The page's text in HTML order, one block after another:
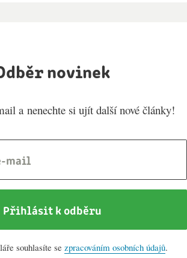
novinek
a nenechte si ujít další nové články!
Přihlásit k odběru
souhlasíte se zpracováním osobních údajů.